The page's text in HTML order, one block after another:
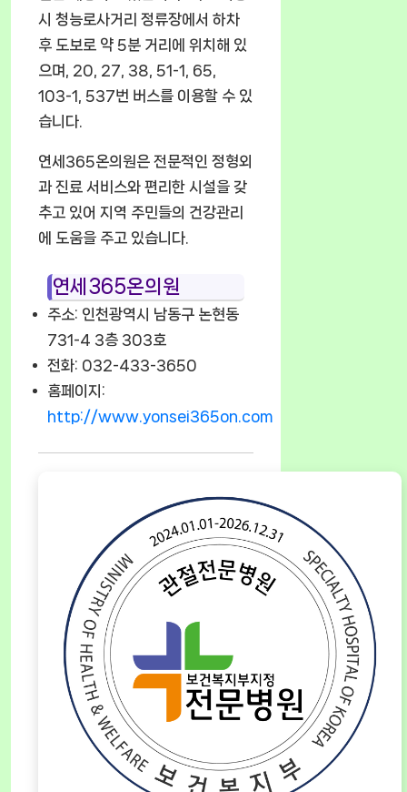
시 청능로사거리 정류장에서 하차
후 도보로 약 5분 거리에 위치해 있
으며, 20, 27, 38, 51-1, 65,
103-1, 537번 버스를 이용할 수 있
습니다.
연세365온의원은 전문적인 정형외
과 진료 서비스와 편리한 시설을 갖
추고 있어 지역 주민들의 건강관리
에 도움을 주고 있습니다.
연세365온의원
주소: 인천광역시 남동구 논현동
731-4 3층 303호
전화: 032-433-3650
홈페이지:
http://www.yonsei365on.com